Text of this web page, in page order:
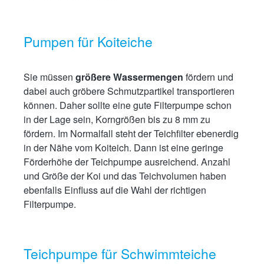
Pumpen für Koiteiche
Sie müssen größere Wassermengen fördern und
dabei auch gröbere Schmutzpartikel transportieren
können. Daher sollte eine gute Filterpumpe schon
in der Lage sein, Korngrößen bis zu 8 mm zu
fördern. Im Normalfall steht der Teichfilter ebenerdig
in der Nähe vom Koiteich. Dann ist eine geringe
Förderhöhe der Teichpumpe ausreichend. Anzahl
und Größe der Koi und das Teichvolumen haben
ebenfalls Einfluss auf die Wahl der richtigen
Filterpumpe.
Teichpumpe für Schwimmteiche